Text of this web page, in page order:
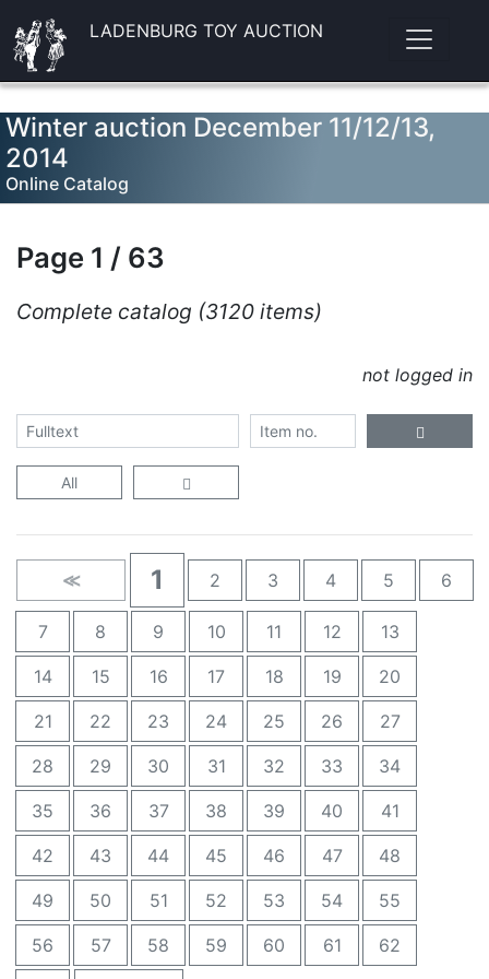
LADENBURG TOY AUCTION
Winter auction December 11/12/13,
2014
Online Catalog
Page 1 / 63
Complete catalog (3120 items)
not logged in
All
≪ 1 2 3 4 5 6
7 8 9 10 11 12 13
14 15 16 17 18 19 20
21 22 23 24 25 26 27
28 29 30 31 32 33 34
35 36 37 38 39 40 41
42 43 44 45 46 47 48
49 50 51 52 53 54 55
56 57 58 59 60 61 62